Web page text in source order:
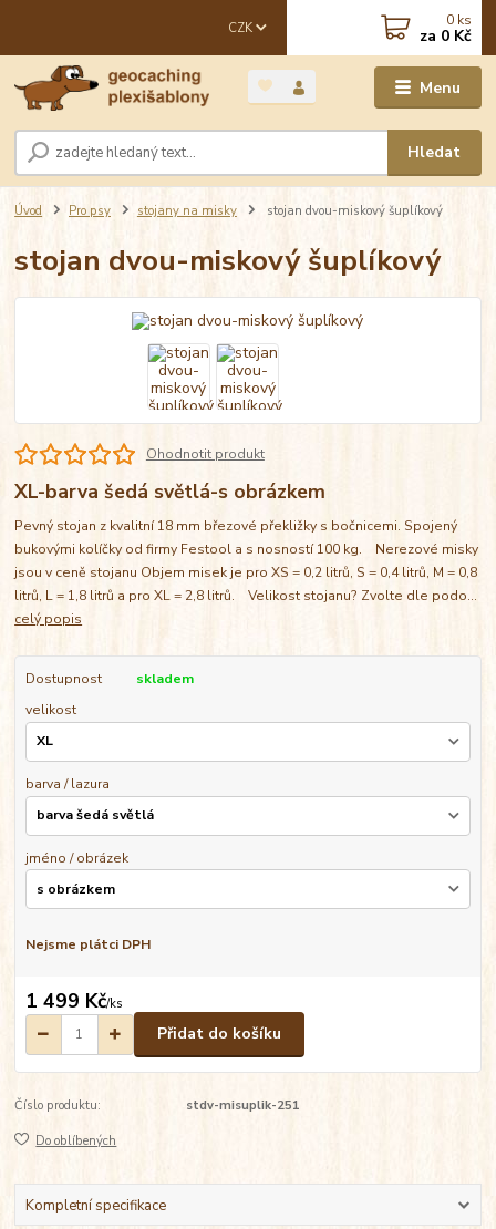
Menu
CZK
Hledat
0 ks
za 0 Kč
Úvod Pro psy stojany na misky stojan dvou-miskový šuplíkový
stojan dvou-miskový šuplíkový
Ohodnotit produkt
XL-barva šedá světlá-s obrázkem
Pevný stojan z kvalitní 18 mm březové překližky s bočnicemi. Spojený
bukovými kolíčky od firmy Festool a s nosností 100 kg. Nerezové misky
jsou v ceně stojanu Objem misek je pro XS = 0,2 litrů, S = 0,4 litrů, M = 0,8
litrů, L = 1,8 litrů a pro XL = 2,8 litrů. Velikost stojanu? Zvolte dle podo...
celý popis
Dostupnost
skladem
velikost
barva / lazura
jméno / obrázek
Nejsme plátci DPH
1 499 Kč/ks
Přidat do košíku
Číslo produktu: stdv-misuplik-251
Do oblíbených
Kompletní specifikace